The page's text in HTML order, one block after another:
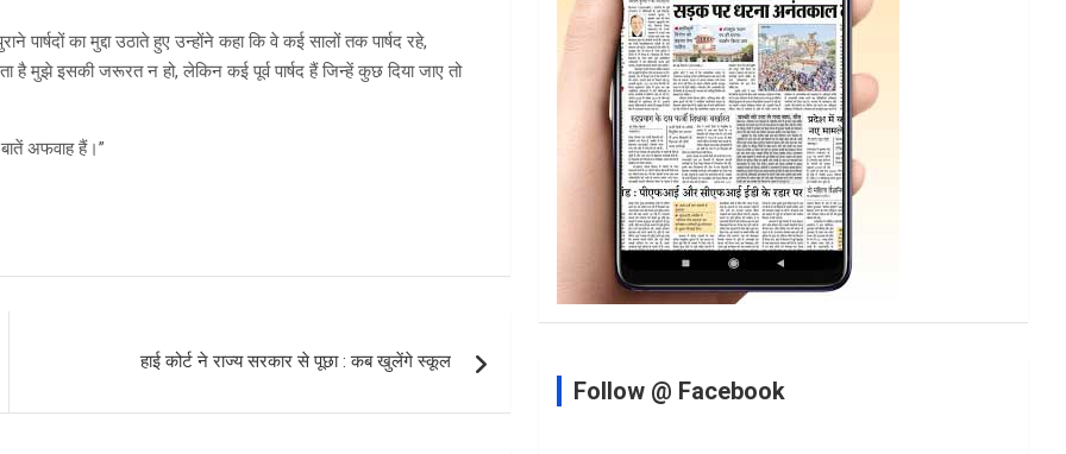
पार्षदों का मुद्दा उठाते हुए उन्होंने कहा कि वे कई सालों तक पार्षद रहे,
मुझे इसकी जरूरत न हो, लेकिन कई पूर्व पार्षद हैं जिन्हें कुछ दिया जाए तो
अफवाह हैं।”
हाई कोर्ट ने राज्य सरकार से पूछा : कब खुलेंगे स्कूल
Follow @ Facebook